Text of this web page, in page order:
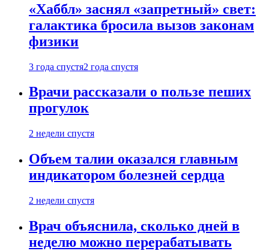
«Хаббл» заснял «запретный» свет:
галактика бросила вызов законам
физики
3 года спустя2 года спустя
Врачи рассказали о пользе пеших
прогулок
2 недели спустя
Объем талии оказался главным
индикатором болезней сердца
2 недели спустя
Врач объяснила, сколько дней в
неделю можно перерабатывать